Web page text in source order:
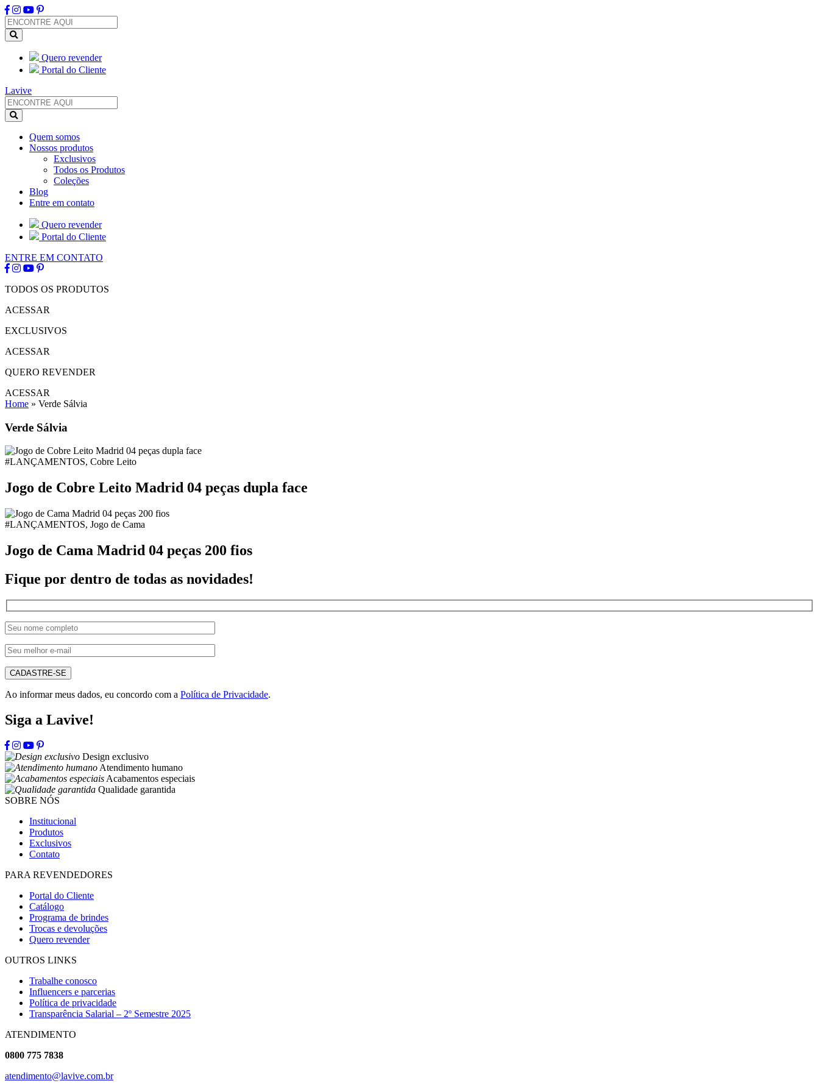
Quero revender
Portal do Cliente
Lavive
Quem somos
Nossos produtos
Exclusivos
Todos os Produtos
Coleções
Blog
Entre em contato
Quero revender
Portal do Cliente
ENTRE EM CONTATO
TODOS OS PRODUTOS
ACESSAR
EXCLUSIVOS
ACESSAR
QUERO REVENDER
ACESSAR
Home » Verde Sálvia
Verde Sálvia
#LANÇAMENTOS, Cobre Leito
Jogo de Cobre Leito Madrid 04 peças dupla face
#LANÇAMENTOS, Jogo de Cama
Jogo de Cama Madrid 04 peças 200 fios
Fique por dentro de todas as novidades!
CADASTRE-SE
Ao informar meus dados, eu concordo com a Política de Privacidade.
Siga a Lavive!
Design exclusivo
Atendimento humano
Acabamentos especiais
Qualidade garantida
SOBRE NÓS
Institucional
Produtos
Exclusivos
Contato
PARA REVENDEDORES
Portal do Cliente
Catálogo
Programa de brindes
Trocas e devoluções
Quero revender
OUTROS LINKS
Trabalhe conosco
Influencers e parcerias
Política de privacidade
Transparência Salarial – 2º Semestre 2025
ATENDIMENTO
0800 775 7838
atendimento@lavive.com.br